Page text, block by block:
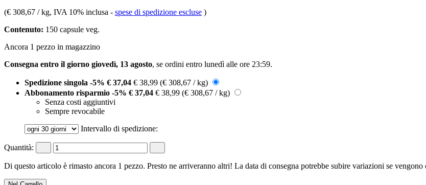
(€ 308,67 / kg, IVA 10% inclusa - spese di spedizione escluse )
Contenuto: 150 capsule veg.
Ancora 1 pezzo in magazzino
Consegna entro il giorno giovedì, 13 agosto, se ordini entro lunedì alle ore 23:59.
Spedizione singola -5% € 37,04 € 38,99 (€ 308,67 / kg)
Abbonamento risparmio -5% € 37,04 € 38,99 (€ 308,67 / kg)
Senza costi aggiuntivi
Sempre revocabile
Intervallo di spedizione:
Quantità:
Di questo articolo è rimasto ancora 1 pezzo. Presto ne arriveranno altri! La data di consegna potrebbe subire variazioni se